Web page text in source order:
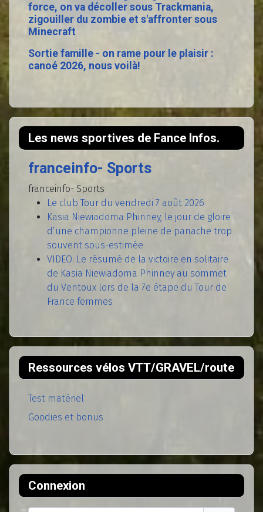
force, on va décoller sous Trackmania,
zigouiller du zombie et s'affronter sous
Minecraft
Sortie famille - on rame pour le plaisir :
canoé 2026, nous voilà!
Les news sportives de Fance Infos.
franceinfo- Sports
franceinfo- Sports
Le club Tour du vendredi 7 août 2026
Kasia Niewiadoma Phinney, le jour de gloire
d’une championne pleine de panache trop
souvent sous-estimée
VIDEO. Le résumé de la victoire en solitaire
de Kasia Niewiadoma Phinney au sommet
du Ventoux lors de la 7e étape du Tour de
France femmes
Ressources vélos VTT/GRAVEL/route
Test matériel
Goodies et bonus
Connexion